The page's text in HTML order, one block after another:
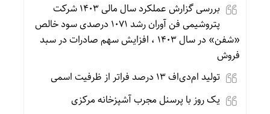
بررسی گزارش عملکرد سال مالی ۱۴۰۳ شرکت
پتروشیمی فن آوران رشد ۱۰۷۱ درصدی سود خالص
«شفن» در سال ۱۴۰۳ ، افزایش سهم صادرات در سبد
فروش
تولید ام‌دی‌اف ۱۳ درصد فراتر از ظرفیت اسمی
یک روز با پرسنل مجرب آشپزخانه مرکزی